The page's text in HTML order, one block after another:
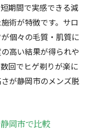
ぶための比較方法
情を徹底解説
トレンド情報を紹
の傾向と注目ポイ
期間で実感できる減
術が特徴です。サロ
個々の毛質・肌質に
高い結果が得られや
回でヒゲ剃りが楽に
が静岡市のメンズ脱
岡市で比較